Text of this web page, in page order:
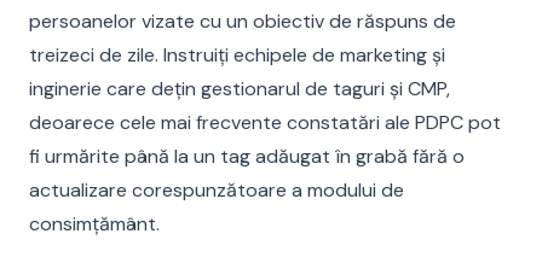
persoanelor vizate cu un obiectiv de răspuns de
treizeci de zile. Instruiți echipele de marketing și
inginerie care dețin gestionarul de taguri și CMP,
deoarece cele mai frecvente constatări ale PDPC pot
fi urmărite până la un tag adăugat în grabă fără o
actualizare corespunzătoare a modului de
consimțământ.